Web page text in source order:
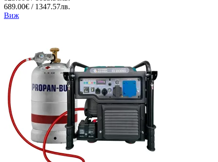
689.00€ / 1347.57лв.
Виж